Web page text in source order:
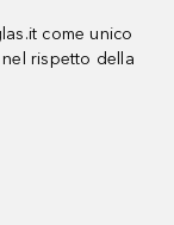
come unico
rispetto della